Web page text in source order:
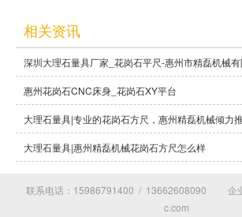
相关资讯
深圳大理石量具厂家_花岗石平尺-惠州市精磊机械有
惠州花岗石CNC床身_花岗石XY平台
大理石量具|专业的花岗石方尺，惠州精磊机械倾力
大理石量具|惠州精磊机械花岗石方尺怎么样
联系电话：15986791400 / 13662608090 企
c.com